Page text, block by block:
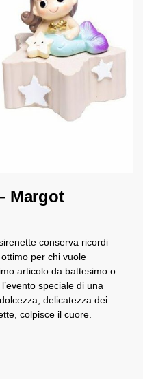
Margot
conserva ricordi
per chi vuole
articolo da battesimo o
speciale di una
delicatezza dei
colpisce il cuore.